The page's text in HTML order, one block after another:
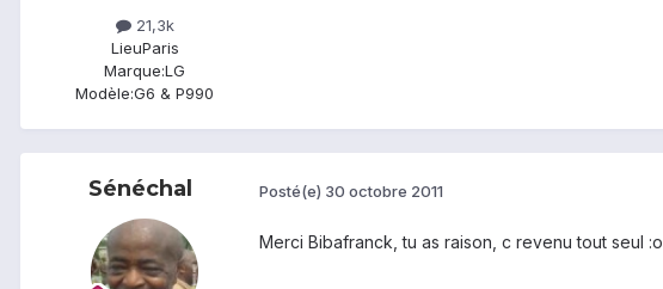
21,3k
LieuParis
Marque:LG
Modèle:G6 & P990
Sénéchal Posté(e) 30 octobre 2011
Merci Bibafranck, tu as raison, c revenu tout seul :o